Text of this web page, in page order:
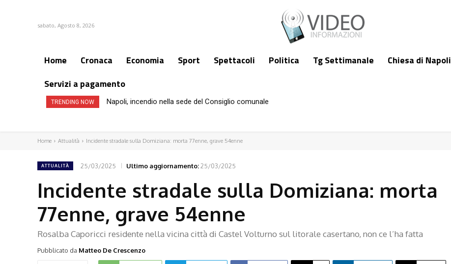
sabato, Agosto 8, 2026
Home Cronaca Economia Sport Spettacoli Politica Tg Settimanale Chiesa di Napoli
Servizi a pagamento
TRENDING NOW Napoli, incendio nella sede del Consiglio comunale
Home Attualità Incidente stradale sulla Domiziana: morta 77enne, grave 54enne
ATTUALITÀ 25/03/2025 Ultimo aggiornamento:25/03/2025
Incidente stradale sulla Domiziana: morta
77enne, grave 54enne
Rosalba Caporicci residente nella vicina città di Castel Volturno sul litorale casertano, non ce l’ha fatta
Pubblicato da Matteo De Crescenzo